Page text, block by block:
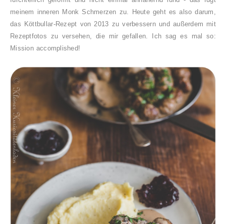
meinem inneren Monk Schmerzen zu. Heute geht es also darum,
das Köttbullar-Rezept von 2013 zu verbessern und außerdem mit
Rezeptfotos zu versehen, die mir gefallen. Ich sag es mal so:
Mission accomplished!